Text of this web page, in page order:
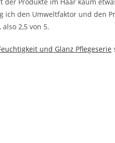
den Umweltfaktor und den
2,5 von 5.
und Glanz Pflegeserie